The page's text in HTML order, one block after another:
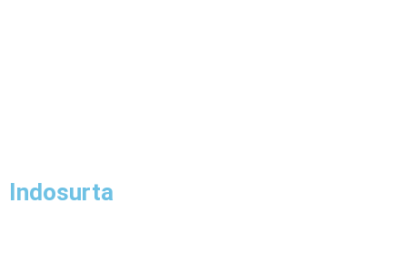
Indosurta